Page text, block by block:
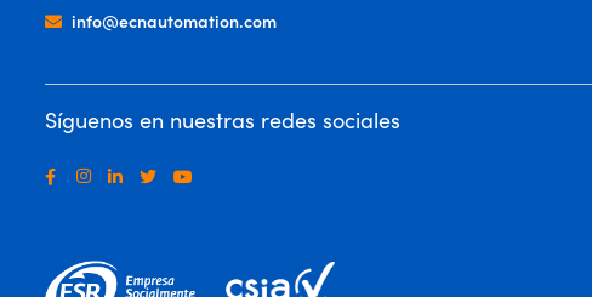
info@ecnautomation.com
Síguenos en nuestras redes sociales
.